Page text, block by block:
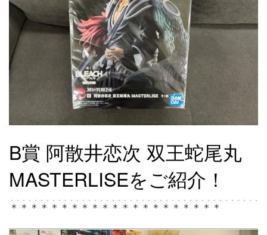
B賞 阿散井恋次 双王蛇尾丸
MASTERLISEをご紹介！
＊＊＊＊＊＊＊＊＊＊＊＊＊＊＊＊＊＊＊＊＊